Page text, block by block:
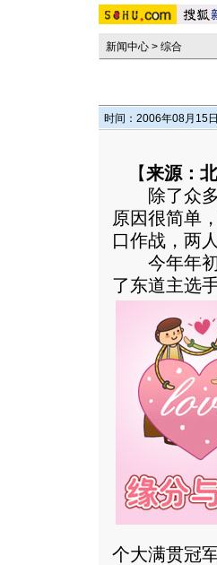
新闻中心 > 综合
时间：2006年08月15
【来源：
除了众多
原因很简单
口作战，两
今年年初
了东道主选
个大满贯冠